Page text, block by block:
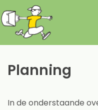
Planning
In de onderstaande